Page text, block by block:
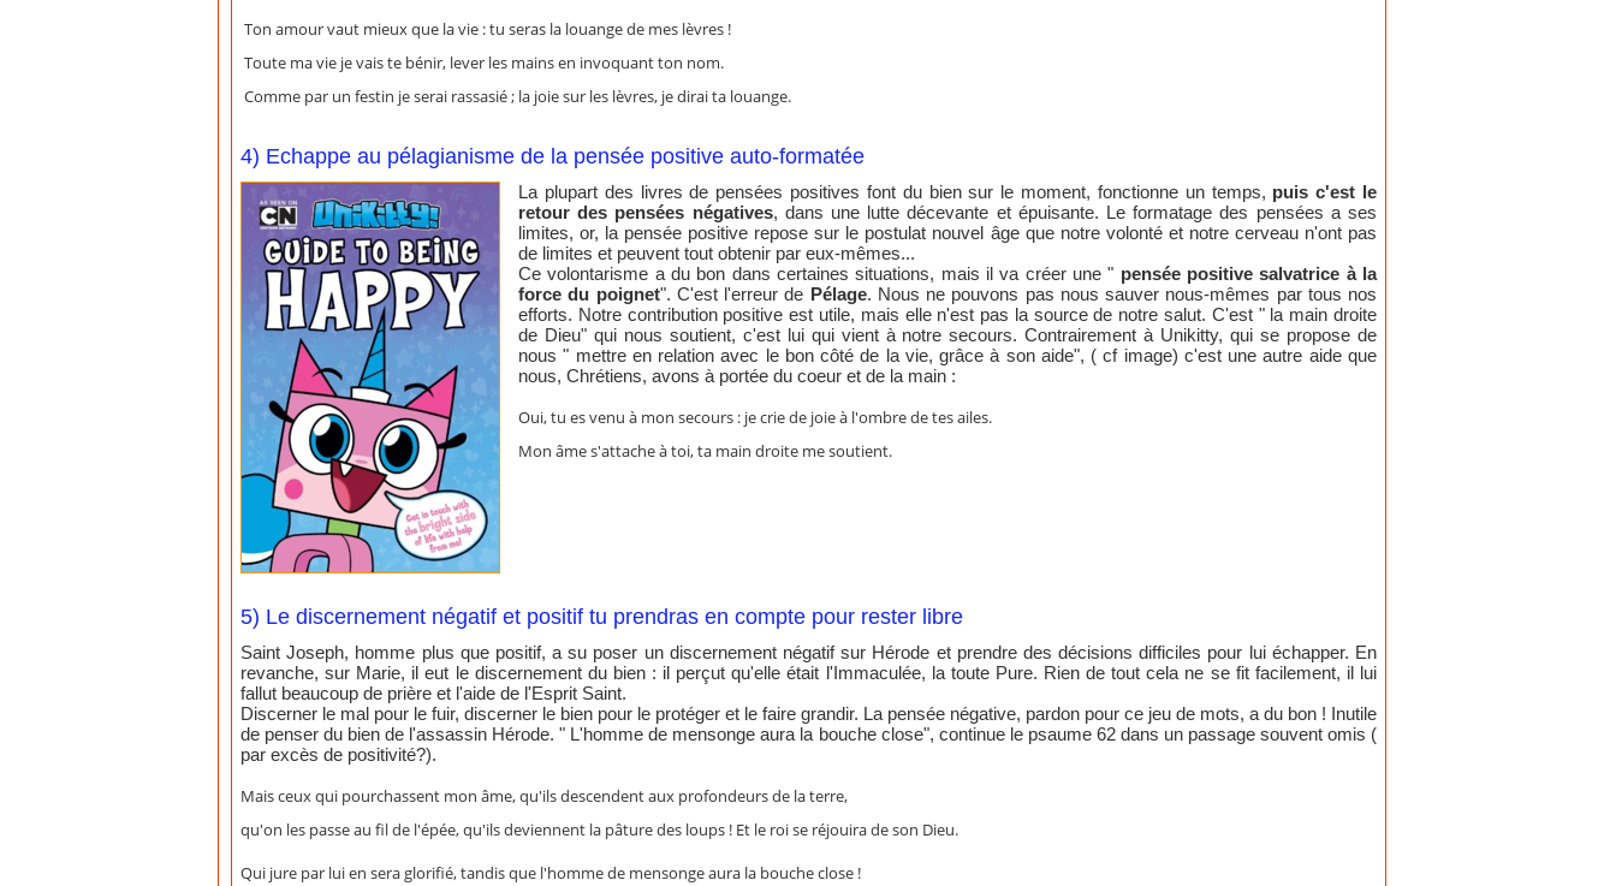
Ton amour vaut mieux que la vie : tu seras la louange de mes lèvres !
Toute ma vie je vais te bénir, lever les mains en invoquant ton nom.
Comme par un festin je serai rassasié ; la joie sur les lèvres, je dirai ta louange.
4) Echappe au pélagianisme de la pensée positive auto-formatée
La plupart des livres de pensées positives font du bien sur le moment, fonctionne un temps, puis c'est le
retour des pensées négatives, dans une lutte décevante et épuisante. Le formatage des pensées a ses
limites, or, la pensée positive repose sur le postulat nouvel âge que notre volonté et notre cerveau n'ont pas
de limites et peuvent tout obtenir par eux-mêmes...
Ce volontarisme a du bon dans certaines situations, mais il va créer une " pensée positive salvatrice à la
force du poignet". C'est l'erreur de Pélage. Nous ne pouvons pas nous sauver nous-mêmes par tous nos
efforts. Notre contribution positive est utile, mais elle n'est pas la source de notre salut. C'est " la main droite
de Dieu" qui nous soutient, c'est lui qui vient à notre secours. Contrairement à Unikitty, qui se propose de
nous " mettre en relation avec le bon côté de la vie, grâce à son aide", ( cf image) c'est une autre aide que
nous, Chrétiens, avons à portée du coeur et de la main :
Oui, tu es venu à mon secours : je crie de joie à l'ombre de tes ailes.
Mon âme s'attache à toi, ta main droite me soutient.
5) Le discernement négatif et positif tu prendras en compte pour rester libre
Saint Joseph, homme plus que positif, a su poser un discernement négatif sur Hérode et prendre des décisions difficiles pour lui échapper. En
revanche, sur Marie, il eut le discernement du bien : il perçut qu'elle était l'Immaculée, la toute Pure. Rien de tout cela ne se fit facilement, il lui
fallut beaucoup de prière et l'aide de l'Esprit Saint.
Discerner le mal pour le fuir, discerner le bien pour le protéger et le faire grandir. La pensée négative, pardon pour ce jeu de mots, a du bon ! Inutile
de penser du bien de l'assassin Hérode. " L'homme de mensonge aura la bouche close", continue le psaume 62 dans un passage souvent omis (
par excès de positivité?).
Mais ceux qui pourchassent mon âme, qu'ils descendent aux profondeurs de la terre,
qu'on les passe au fil de l'épée, qu'ils deviennent la pâture des loups ! Et le roi se réjouira de son Dieu.
Qui jure par lui en sera glorifié, tandis que l'homme de mensonge aura la bouche close !